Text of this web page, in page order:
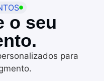
o seu
para